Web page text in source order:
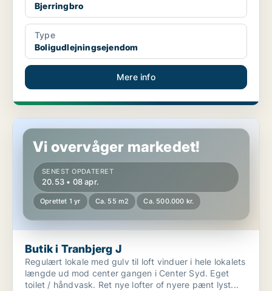
Bjerringbro
Type
Boligudlejningsejendom
Mere info
Butik i Tranbjerg J
Vi overvåger markedet!
SENEST OPDATERET
20.53 • 08 apr.
Oprettet 1 yr Ca. 55 m2 Ca. 500.000 kr.
Butik i Tranbjerg J
Regulært lokale med gulv til loft vinduer i hele lokalets
længde ud mod center gangen i Center Syd. Eget
toilet / håndvask. Ret nye lofter of nyere pænt lyst...